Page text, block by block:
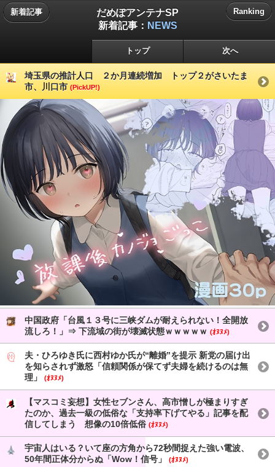
新着記事
だめぽアンテナSP
新着記事： NEWS
Ranking
トップ 次へ
埼玉県の推計人口 ２か月連続増加 トップ２がさいたま
市、川口市 (PickUP!)
中国政府「台風１３号に三峡ダムが耐えられない！全開放
流しろ！」⇒ 下流域の街が壊滅状態ｗｗｗｗｗ (ｵﾇﾇﾒ)
夫・ひろゆき氏に西村ゆか氏が“離婚”を提示 新党の届け出
を知らされず激怒「信頼関係が保てず夫婦を続けるのは無
理」
(ｵﾇﾇﾒ)
【マスコミ妄想】女性セブンさん、高市憎しが極まりすぎ
たのか、過去一級の低俗な「支持率下げてやる」記事を配
信してしまう 想像の10倍低俗 (ｵﾇﾇﾒ)
宇宙人はいる？いて座の方角から72秒間捉えた強い電波、
50年間正体分からぬ「Wow！信号」
(ｵﾇﾇﾒ)